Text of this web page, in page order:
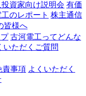
資家向け説明会 有価
のレポート 株主通信
皆様へ
古河電工ってどんな
いただくご質問
責事項 よくいただく